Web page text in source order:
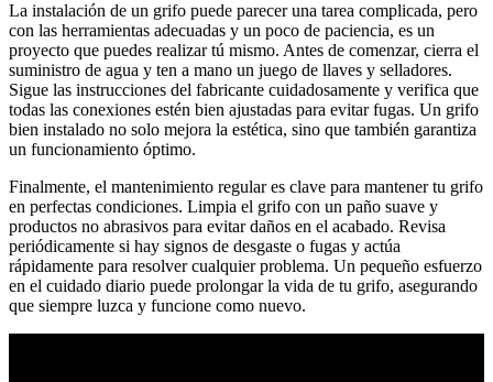
La instalación de un grifo puede parecer una tarea complicada, pero
con las herramientas adecuadas y un poco de paciencia, es un
proyecto que puedes realizar tú mismo. Antes de comenzar, cierra el
suministro de agua y ten a mano un juego de llaves y selladores.
Sigue las instrucciones del fabricante cuidadosamente y verifica que
todas las conexiones estén bien ajustadas para evitar fugas. Un grifo
bien instalado no solo mejora la estética, sino que también garantiza
un funcionamiento óptimo.
Finalmente, el mantenimiento regular es clave para mantener tu grifo
en perfectas condiciones. Limpia el grifo con un paño suave y
productos no abrasivos para evitar daños en el acabado. Revisa
periódicamente si hay signos de desgaste o fugas y actúa
rápidamente para resolver cualquier problema. Un pequeño esfuerzo
en el cuidado diario puede prolongar la vida de tu grifo, asegurando
que siempre luzca y funcione como nuevo.